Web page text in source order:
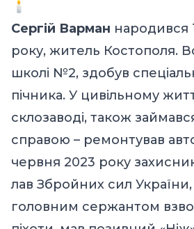
Сергій Варман народився
року, житель Костополя.
школі №2, здобув
пічника. У цивільному
склозаводі, також
справою – ремонтував
червня 2023 року
лав Збройних сил
головним сержантом